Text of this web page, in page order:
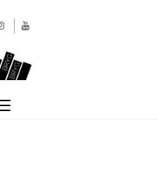
Toggle